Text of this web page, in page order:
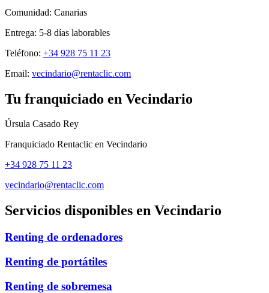
Comunidad: Canarias
Entrega: 5-8 días laborables
Teléfono: +34 928 75 11 23
Email: vecindario@rentaclic.com
Tu franquiciado en Vecindario
Úrsula Casado Rey
Franquiciado Rentaclic en Vecindario
+34 928 75 11 23
vecindario@rentaclic.com
Servicios disponibles en Vecindario
Renting de ordenadores
Renting de portátiles
Renting de sobremesa